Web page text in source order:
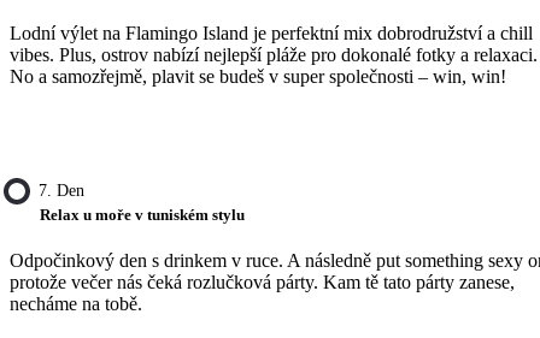
Lodní výlet na Flamingo Island je perfektní mix dobrodružství a chill
vibes. Plus, ostrov nabízí nejlepší pláže pro dokonalé fotky a relaxaci.
No a samozřejmě, plavit se budeš v super společnosti – win, win!
7. Den
Relax u moře v tuniském stylu
Odpočinkový den s drinkem v ruce. A následně put something sexy
protože večer nás čeká rozlučková párty. Kam tě tato párty zanese,
necháme na tobě.